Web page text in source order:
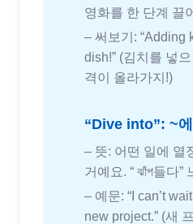
영화를 한 단계 끌
– 써보기: “Adding
dish!” (김치를 넣
격이 올라가지!)
“Dive into”: ~
– 뜻: 어떤 일에 열
거예요. “ ঝাঁপ들다”
– 예문: “I can’t
new project.” (새